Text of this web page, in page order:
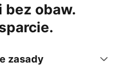
bez obaw.
zasady